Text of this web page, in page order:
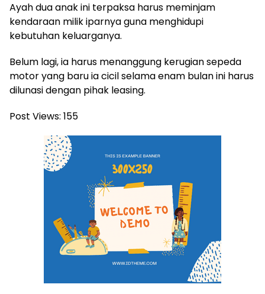
Ayah dua anak ini terpaksa harus meminjam
kendaraan milik iparnya guna menghidupi
kebutuhan keluarganya.
Belum lagi, ia harus menanggung kerugian sepeda
motor yang baru ia cicil selama enam bulan ini harus
dilunasi dengan pihak leasing.
Post Views: 155